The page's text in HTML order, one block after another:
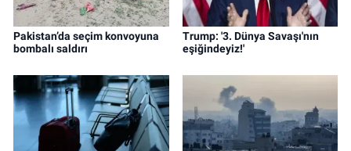
Pakistan’da seçim konvoyuna
bombalı saldırı
Trump: '3. Dünya Savaşı'nın
eşiğindeyiz!'